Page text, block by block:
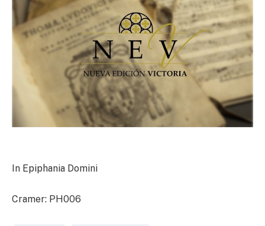
In Epiphania Domini
Cramer: PH006